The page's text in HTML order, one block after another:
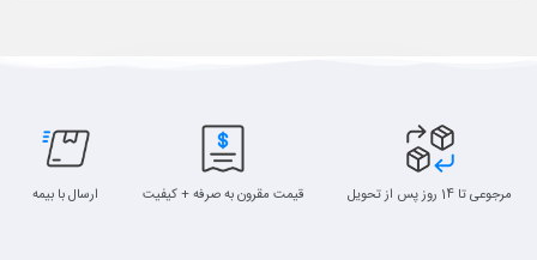
مرجوعی تا 14 روز پس از تحویل قیمت مقرون به صرفه + کیفیت ارسال با بیمه